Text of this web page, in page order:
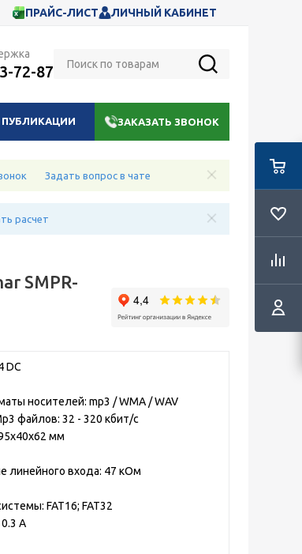
ПРАЙС-ЛИСТ ЛИЧНЫЙ КАБИНЕТ
72-87
ПУБЛИКАЦИИ ЗАКАЗАТЬ ЗВОНОК
Задать вопрос в чате
расчет
SMPR-
DC
носителей: mp3 / WMA / WAV
файлов: 32 - 320 кбит/с
мм
линейного входа: 47 кОм
FAT16; FAT32
А